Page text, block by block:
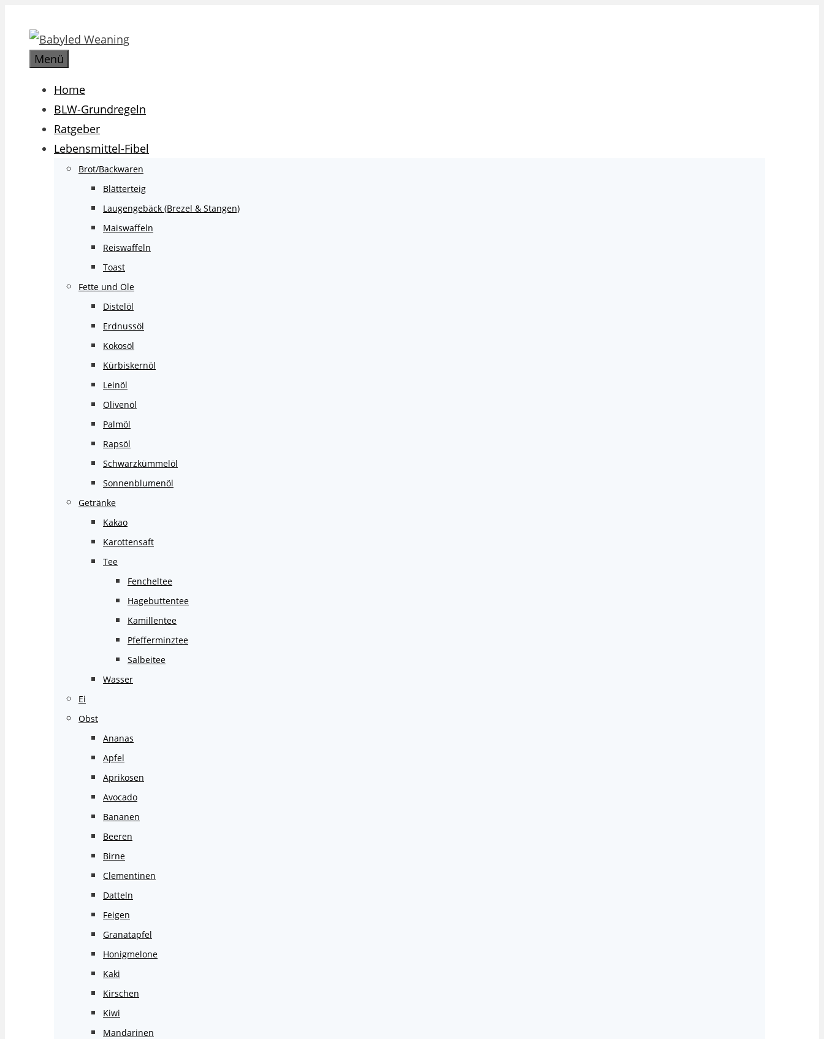
Inhalt
springenMenü
Home
BLW-Grundregeln
Ratgeber
Lebensmittel-Fibel
Brot/Backwaren
Blätterteig
Laugengebäck (Brezel & Stangen)
Maiswaffeln
Reiswaffeln
Toast
Fette und Öle
Distelöl
Erdnussöl
Kokosöl
Kürbiskernöl
Leinöl
Olivenöl
Palmöl
Rapsöl
Schwarzkümmelöl
Sonnenblumenöl
Getränke
Kakao
Karottensaft
Tee
Fencheltee
Hagebuttentee
Kamillentee
Pfefferminztee
Salbeitee
Wasser
Ei
Obst
Ananas
Apfel
Aprikosen
Avocado
Bananen
Beeren
Birne
Clementinen
Datteln
Feigen
Granatapfel
Honigmelone
Kaki
Kirschen
Kiwi
Mandarinen